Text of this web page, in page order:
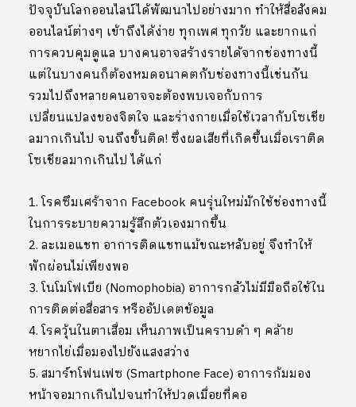
ปัจจุบันโลกออนไลน์ได้พัฒนาไปอย่างมาก ทำให้สื่อสังคม
ออนไลน์ต่างๆ เข้าถึงได้ง่าย ทุกเพศ ทุกวัย และยากแก่
การควบคุมดูแล บางคนอาจสร้างรายได้จากช่องทางนี้
แต่ในบางคนก็ต้องหมดอนาคตกับช่องทางนี้เช่นกัน
รวมไปถึงหลายคนอาจจะต้องพบเจอกับการ
เปลี่ยนแปลงของจิตใจ และร่างกายเมื่อใช้เวลากับโซเชีย
ลมากเกินไป จนถึงขั้นติด! ซึ่งผลเสียที่เกิดขึ้นเมื่อเราติด
โซเชียลมากเกินไป ได้แก่
1. โรคซึมเศร้าจาก Facebook คนรุ่นใหม่มักใช้ช่องทางนี้
ในการระบายความรู้สึกตัวเองมากขึ้น
2. ละเมอแชท อาการติดแชทแม้ขณะหลับอยู่ จึงทำให้
พักผ่อนไม่เพียงพอ
3. โนโมโฟเบีย (Nomophobia) อาการกลัวไม่มีมือถือใช้ใน
การติดต่อสื่อสาร หรืออัปเดตข้อมูล
4. โรควุ้นในตาเสื่อม เห็นภาพเป็นคราบดำ ๆ คล้าย
หยากไย่เมื่อมองไปยังแสงสว่าง
5. สมาร์ทโฟนเฟซ (Smartphone Face) อาการก้มมอง
หน้าจอมากเกินไปจนทำให้ปวดเมื่อยที่คอ